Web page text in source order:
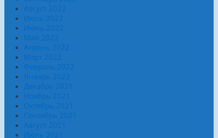
Август 2022
Июль 2022
Июнь 2022
Май 2022
Апрель 2022
Март 2022
Февраль 2022
Январь 2022
Декабрь 2021
Ноябрь 2021
Октябрь 2021
Сентябрь 2021
Август 2021
Июль 2021